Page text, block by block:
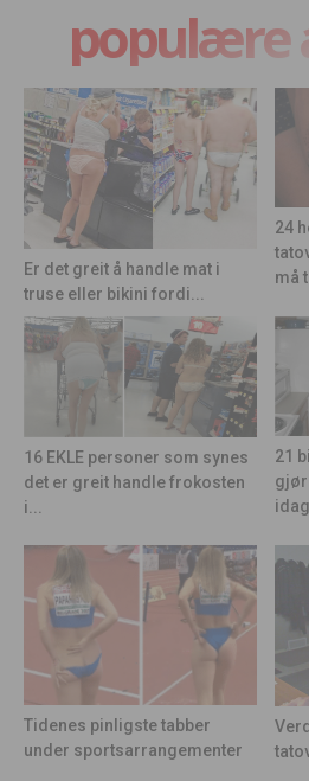
populære
Er det greit å handle mat i
truse eller bikini fordi...
24
må
16 EKLE personer som synes
det er greit handle frokosten
i...
21
gjør
Tidenes pinligste tabber
under sportsarrangementer